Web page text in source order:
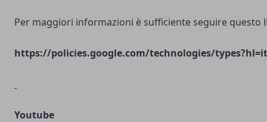
Per maggiori informazioni è sufficiente seguire questo
https://policies.google.com/technologies/types?hl=it
Youtube